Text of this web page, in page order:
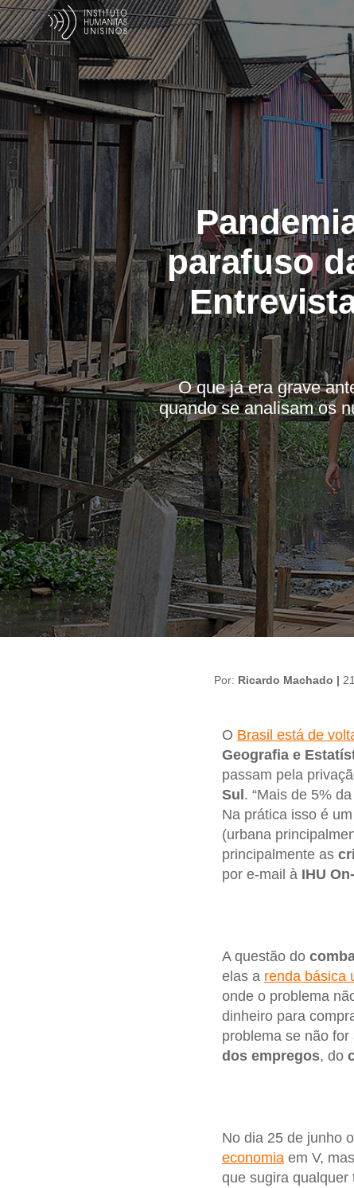
parafuso
O que já era grave
quando se analisam os
Por: Ricardo Machado |
O Brasil está de
Geografia e
passam pela
Sul. “Mais de 5%
Na prática isso é um
(urbana
principalmente as
por e-mail à IHU
A questão do
elas a renda básica
onde o problema
dinheiro para
problema se não
dos empregos, do
No dia 25 de junho
economiaem V,
que sugira qualquer